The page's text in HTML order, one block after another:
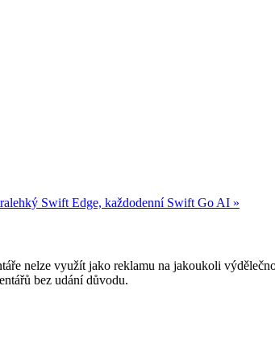
Swift Edge, každodenní Swift Go AI »
nelze využít jako reklamu na jakoukoli
bez udání důvodu.